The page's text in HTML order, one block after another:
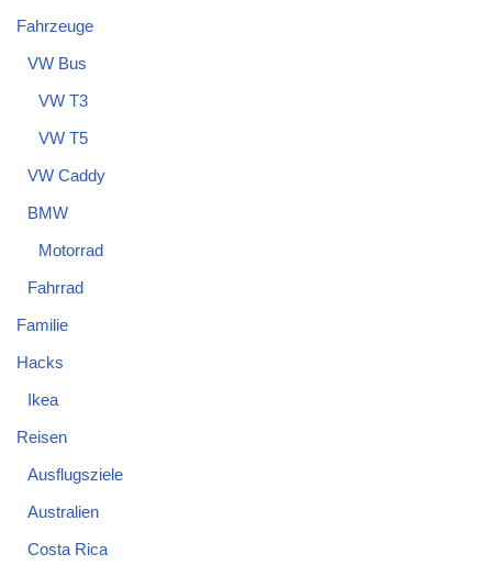
Fahrzeuge
VW Bus
VW T3
VW T5
VW Caddy
BMW
Motorrad
Fahrrad
Familie
Hacks
Ikea
Reisen
Ausflugsziele
Australien
Costa Rica